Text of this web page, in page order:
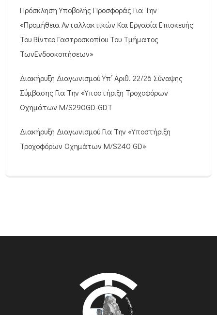
Πρόσκληση Υποβολής Προσφοράς Για Την
«Προμήθεια Ανταλλακτικών Και Εργασία Επισκευής
Του Βίντεο Γαστροσκοπίου Του Τμήματος
ΤωνΕνδοσκοπήσεων»
Διακήρυξη Διαγωνισμού Υπ’ Αριθ. 22/26 Σύναψης
Σύμβασης Για Την «Υποστήριξη Τροχοφόρων
Οχημάτων M/S290GD-GDT
Διακήρυξη Διαγωνισμού Για Την «Υποστήριξη
Τροχοφόρων Οχημάτων M/S240 GD»